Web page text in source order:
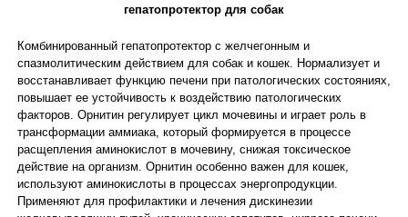
гепатопротектор для собак
Комбинированный гепатопротектор с желчегонным и
спазмолитическим действием для собак и кошек. Нормализует и
восстанавливает функцию печени при патологических состояниях,
повышает ее устойчивость к воздействию патологических
факторов. Орнитин регулирует цикл мочевины и играет роль в
трансформации аммиака, который формируется в процессе
расщепления аминокислот в мочевину, снижая токсическое
действие на организм. Орнитин особенно важен для кошек,
используют аминокислоты в процессах энергопродукции.
Применяют для профилактики и лечения дискинезии